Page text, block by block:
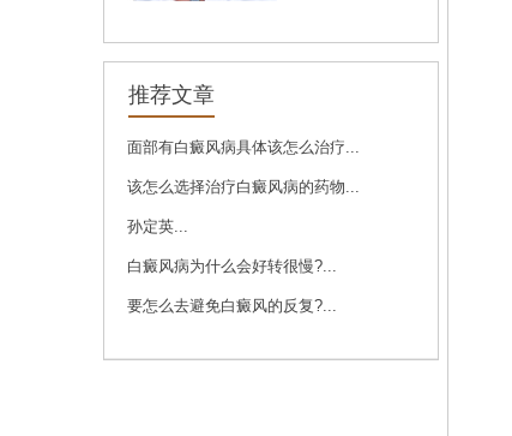
推荐文章
面部有白癜风病具体该怎么治疗...
该怎么选择治疗白癜风病的药物...
孙定英...
白癜风病为什么会好转很慢?...
要怎么去避免白癜风的反复?...